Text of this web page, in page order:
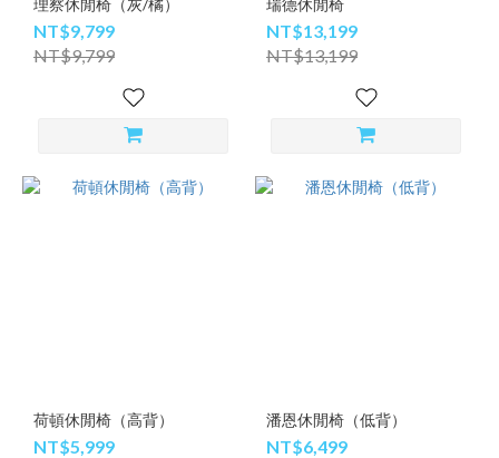
理察休閒椅（灰/橘）
NT$9,799
NT$9,799
瑞德休閒椅
NT$13,199
NT$13,199
荷頓休閒椅（高背）
NT$5,999
潘恩休閒椅（低背）
NT$6,499